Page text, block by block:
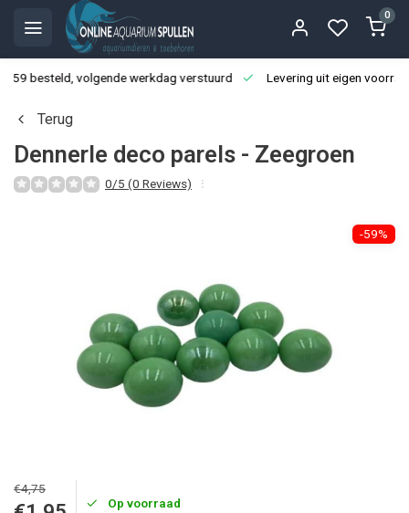
0
besteld, volgende werkdag verstuurd Levering uit eigen
Terug
Dennerle deco parels - Zeegroen
0/5 (0 Reviews)
-59%
€4,75
Op voorraad